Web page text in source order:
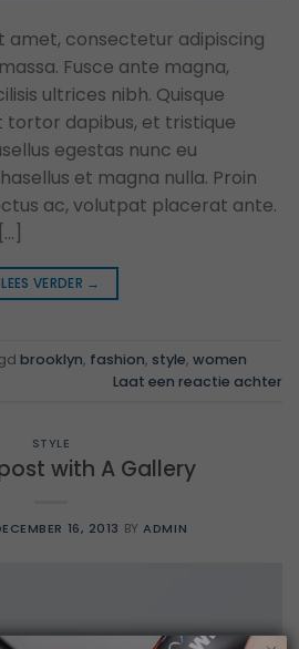
amet, consectetur adipiscing
Fusce ante magna,
ultrices nibh. Quisque
dapibus, et tristique
egestas nunc eu
et magna nulla. Proin
ac, volutpat placerat ante.
LEES VERDER →
brooklyn, fashion, style, women
Laat een reactie achter
STYLE
with A Gallery
16, 2013 BYADMIN